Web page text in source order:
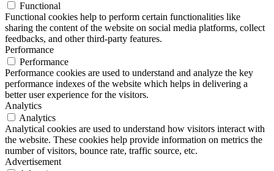
Functional
Functional cookies help to perform certain functionalities like
sharing the content of the website on social media platforms, collect
feedbacks, and other third-party features.
Performance
Performance
Performance cookies are used to understand and analyze the key
performance indexes of the website which helps in delivering a
better user experience for the visitors.
Analytics
Analytics
Analytical cookies are used to understand how visitors interact with
the website. These cookies help provide information on metrics the
number of visitors, bounce rate, traffic source, etc.
Advertisement